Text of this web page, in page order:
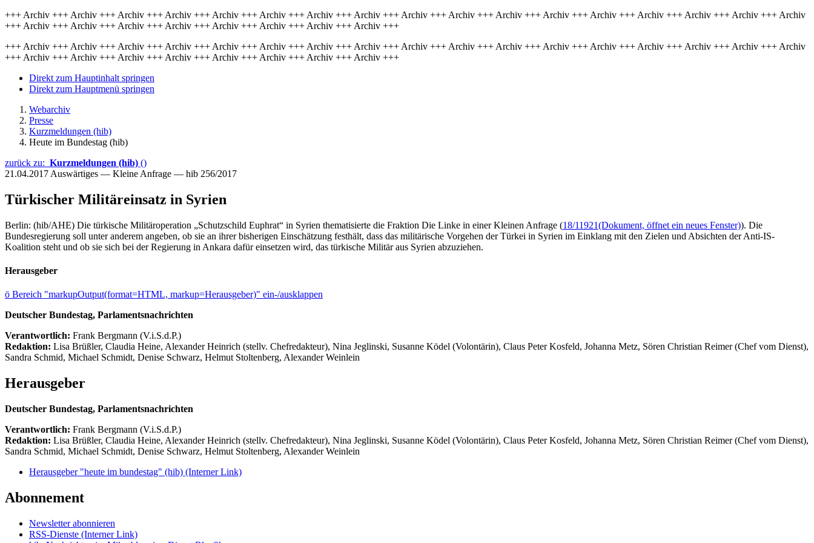
+++ Archiv +++ Archiv +++ Archiv +++ Archiv +++ Archiv +++ Archiv +++ Archiv +++ Archiv +++ Archiv +++ Archiv +++ Archiv +++ Archiv +++ Archiv +++ Archiv +++ Archiv +++ Archiv +++ Archiv
+++ Archiv +++ Archiv +++ Archiv +++ Archiv +++ Archiv +++ Archiv +++ Archiv +++ Archiv +++
+++ Archiv +++ Archiv +++ Archiv +++ Archiv +++ Archiv +++ Archiv +++ Archiv +++ Archiv +++ Archiv +++ Archiv +++ Archiv +++ Archiv +++ Archiv +++ Archiv +++ Archiv +++ Archiv +++ Archiv
+++ Archiv +++ Archiv +++ Archiv +++ Archiv +++ Archiv +++ Archiv +++ Archiv +++ Archiv +++
Direkt zum Hauptinhalt springen
Direkt zum Hauptmenü springen
Webarchiv
Presse
Kurzmeldungen (hib)
Heute im Bundestag (hib)
zurück zu: Kurzmeldungen (hib) ()
21.04.2017 Auswärtiges — Kleine Anfrage — hib 256/2017
Türkischer Militäreinsatz in Syrien
Berlin: (hib/AHE) Die türkische Militäroperation „Schutzschild Euphrat“ in Syrien thematisierte die Fraktion Die Linke in einer Kleinen Anfrage (18/11921(Dokument, öffnet ein neues Fenster)). Die
Bundesregierung soll unter anderem angeben, ob sie an ihrer bisherigen Einschätzung festhält, dass das militärische Vorgehen der Türkei in Syrien im Einklang mit den Zielen und Absichten der Anti-IS-
Koalition steht und ob sie sich bei der Regierung in Ankara dafür einsetzen wird, das türkische Militär aus Syrien abzuziehen.
Herausgeber
ö Bereich "markupOutput(format=HTML, markup=Herausgeber)" ein-/ausklappen
Deutscher Bundestag, Parlamentsnachrichten
Verantwortlich: Frank Bergmann (V.i.S.d.P.)
Redaktion: Lisa Brüßler, Claudia Heine, Alexander Heinrich (stellv. Chefredakteur), Nina Jeglinski, Susanne Ködel (Volontärin), Claus Peter Kosfeld, Johanna Metz, Sören Christian Reimer (Chef vom Dienst),
Sandra Schmid, Michael Schmidt, Denise Schwarz, Helmut Stoltenberg, Alexander Weinlein
Herausgeber
Deutscher Bundestag, Parlamentsnachrichten
Verantwortlich: Frank Bergmann (V.i.S.d.P.)
Redaktion: Lisa Brüßler, Claudia Heine, Alexander Heinrich (stellv. Chefredakteur), Nina Jeglinski, Susanne Ködel (Volontärin), Claus Peter Kosfeld, Johanna Metz, Sören Christian Reimer (Chef vom Dienst),
Sandra Schmid, Michael Schmidt, Denise Schwarz, Helmut Stoltenberg, Alexander Weinlein
Herausgeber "heute im bundestag" (hib) (Interner Link)
Abonnement
Newsletter abonnieren
RSS-Dienste (Interner Link)